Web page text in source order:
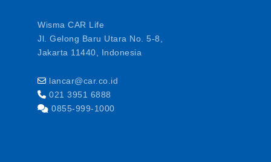
Wisma CAR Life
Jl. Gelong Baru Utara No. 5-8,
Jakarta 11440, Indonesia
lancar@car.co.id
021 3951 6888
0855-999-1000